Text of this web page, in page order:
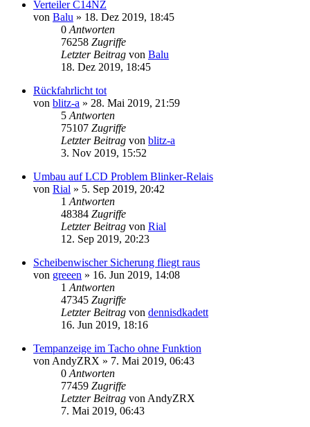
Verteiler C14NZ
von Balu » 18. Dez 2019, 18:45
0 Antworten
76258 Zugriffe
Letzter Beitrag von Balu
18. Dez 2019, 18:45
Rückfahrlicht tot
von blitz-a » 28. Mai 2019, 21:59
5 Antworten
75107 Zugriffe
Letzter Beitrag von blitz-a
3. Nov 2019, 15:52
Umbau auf LCD Problem Blinker-Relais
von Rial » 5. Sep 2019, 20:42
1 Antworten
48384 Zugriffe
Letzter Beitrag von Rial
12. Sep 2019, 20:23
Scheibenwischer Sicherung fliegt raus
von greeen » 16. Jun 2019, 14:08
1 Antworten
47345 Zugriffe
Letzter Beitrag von dennisdkadett
16. Jun 2019, 18:16
Tempanzeige im Tacho ohne Funktion
von AndyZRX » 7. Mai 2019, 06:43
0 Antworten
77459 Zugriffe
Letzter Beitrag von AndyZRX
7. Mai 2019, 06:43